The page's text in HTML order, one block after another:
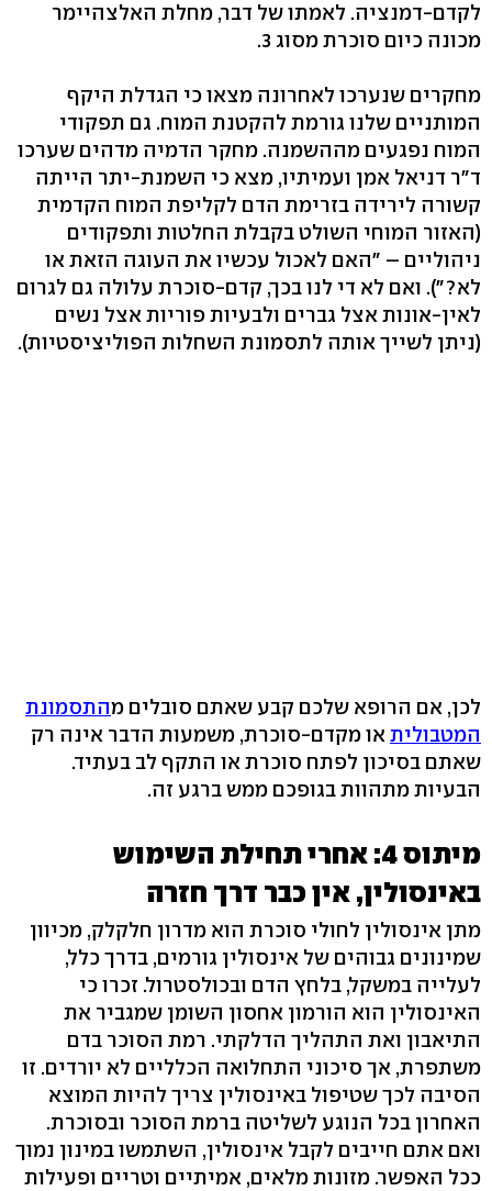
לקדם-דמנציה. לאמתו של דבר, מחלת האלצהיימר
מכונה כיום סוכרת מסוג 3.
מחקרים שנערכו לאחרונה מצאו כי הגדלת היקף
המותניים שלנו גורמת להקטנת המוח. גם תפקודי
המוח נפגעים מההשמנה. מחקר הדמיה מדהים שערכו
ד"ר דניאל אמן ועמיתיו, מצא כי השמנת-יתר הייתה
קשורה לירידה בזרימת הדם לקליפת המוח הקדמית
(האזור המוחי השולט בקבלת החלטות ותפקודים
ניהוליים – "האם לאכול עכשיו את העוגה הזאת או
לא?"). ואם לא די לנו בכך, קדם-סוכרת עלולה גם לגרום
לאין-אונות אצל גברים ולבעיות פוריות אצל נשים
(ניתן לשייך אותה לתסמונת השחלות הפוליציסטיות).
לכן, אם הרופא שלכם קבע שאתם סובלים מהתסמונת
המטבוליתאו מקדם-סוכרת, משמעות הדבר אינה רק
שאתם בסיכון לפתח סוכרת או התקף לב בעתיד.
הבעיות מתהוות בגופכם ממש ברגע זה.
מיתוס 4: אחרי תחילת השימוש
באינסולין, אין כבר דרך חזרה
מתן אינסולין לחולי סוכרת הוא מדרון חלקלק, מכיוון
שמינונים גבוהים של אינסולין גורמים, בדרך כלל,
לעלייה במשקל, בלחץ הדם ובכולסטרול. זכרו כי
האינסולין הוא הורמון אחסון השומן שמגביר את
התיאבון ואת התהליך הדלקתי. רמת הסוכר בדם
משתפרת, אך סיכוני התחלואה הכלליים לא יורדים. זו
הסיבה לכך שטיפול באינסולין צריך להיות המוצא
האחרון בכל הנוגע לשליטה ברמת הסוכר ובסוכרת.
ואם אתם חייבים לקבל אינסולין, השתמשו במינון נמוך
ככל האפשר. מזונות מלאים, אמיתיים וטריים ופעילות